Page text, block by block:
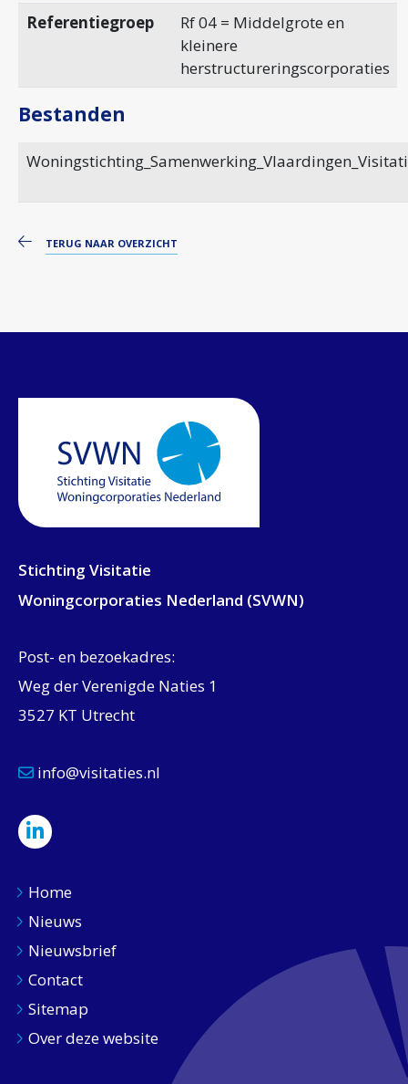
Referentiegroep
Rf 04 = Middelgrote en
kleinere
herstructureringscorporaties
Bestanden
TERUG NAAR OVERZICHT
Stichting Visitatie
Woningcorporaties Nederland (SVWN)
Post- en bezoekadres:
Weg der Verenigde Naties 1
3527 KT Utrecht
info@visitaties.nl
Home
Nieuws
Nieuwsbrief
Contact
Sitemap
Over deze website